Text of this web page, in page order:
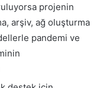
projenin
arşiv, ağ oluşturma
pandemi ve